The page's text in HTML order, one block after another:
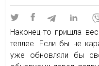
Наконец-то пришла
теплее. Если бы не
уже обновляли бы